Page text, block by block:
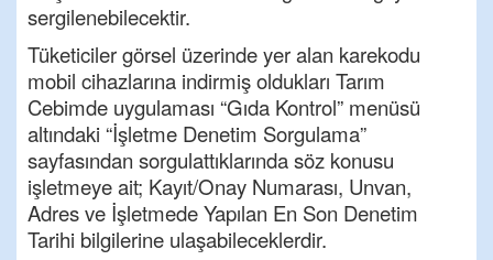
sergilenebilecektir.
Tüketiciler görsel üzerinde yer alan karekodu
mobil cihazlarına indirmiş oldukları Tarım
Cebimde uygulaması “Gıda Kontrol” menüsü
altındaki “İşletme Denetim Sorgulama”
sayfasından sorgulattıklarında söz konusu
işletmeye ait; Kayıt/Onay Numarası, Unvan,
Adres ve İşletmede Yapılan En Son Denetim
Tarihi bilgilerine ulaşabileceklerdir.